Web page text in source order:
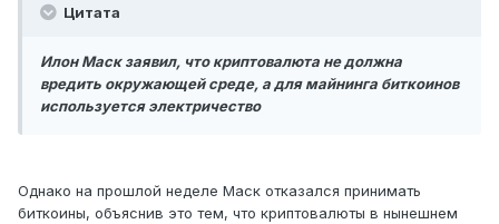
Цитата
Илон Маск заявил, что криптовалюта не должна
вредить окружающей среде, а для майнинга биткоинов
используется электричество
Однако на прошлой неделе Маск отказался принимать
биткоины, объяснив это тем, что криптовалюты в нынешнем